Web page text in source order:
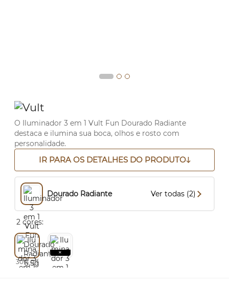
O Iluminador 3 em 1 Vult Fun Dourado Radiante
destaca e ilumina sua boca, olhos e rosto com
personalidade.
IR PARA OS DETALHES DO PRODUTO
Dourado Radiante Ver todas (2)
2 cores:
30% off